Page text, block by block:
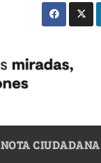
NOTA CIUDADANA